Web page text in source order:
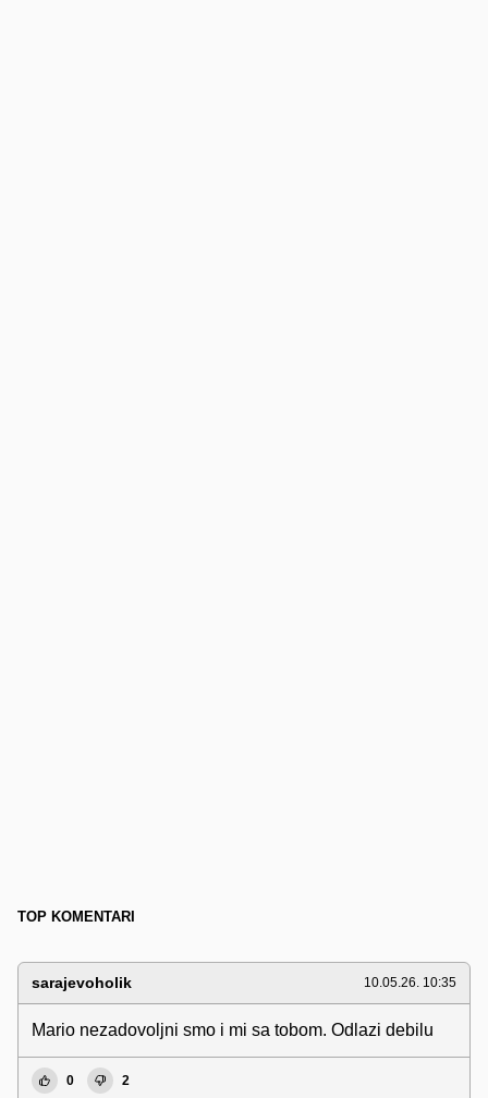
TOP KOMENTARI
sarajevoholik 10.05.26. 10:35
Mario nezadovoljni smo i mi sa tobom. Odlazi debilu
0 2